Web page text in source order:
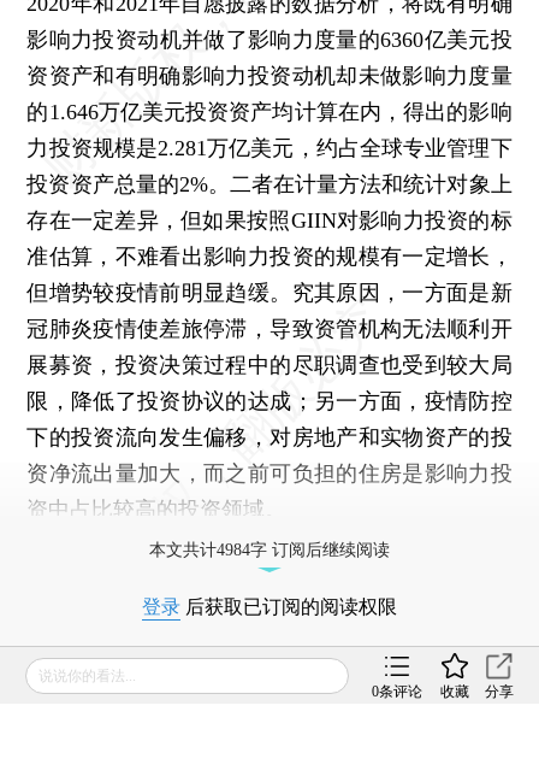
影响力投资动机并做了影响力度量的6360亿美元投
资资产和有明确影响力投资动机却未做影响力度量
的1.646万亿美元投资资产均计算在内，得出的影响
力投资规模是2.281万亿美元，约占全球专业管理下
投资资产总量的2%。二者在计量方法和统计对象上
存在一定差异，但如果按照GIIN对影响力投资的标
准估算，不难看出影响力投资的规模有一定增长，
但增势较疫情前明显趋缓。究其原因，一方面是新
冠肺炎疫情使差旅停滞，导致资管机构无法顺利开
展募资，投资决策过程中的尽职调查也受到较大局
限，降低了投资协议的达成；另一方面，疫情防控
下的投资流向发生偏移，对房地产和实物资产的投
资净流出量加大，而之前可负担的住房是影响力投
资中占比较高的投资领域。
本文共计4984字 订阅后继续阅读
登录 后获取已订阅的阅读权限
可畅读全文
订阅/会员升级
发表评论得积分
0条评论 收藏 分享